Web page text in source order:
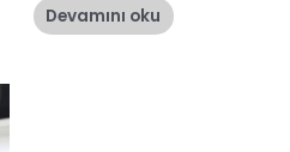
oy
aldıDevamını oku